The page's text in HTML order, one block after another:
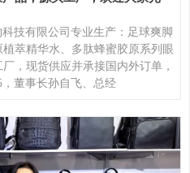
技有限公司专业生产：足球爽脚
萃精华水、多肽蜂蜜胶原系列眼
，现货供应并承接国内外订单，
董事长孙自飞、总经